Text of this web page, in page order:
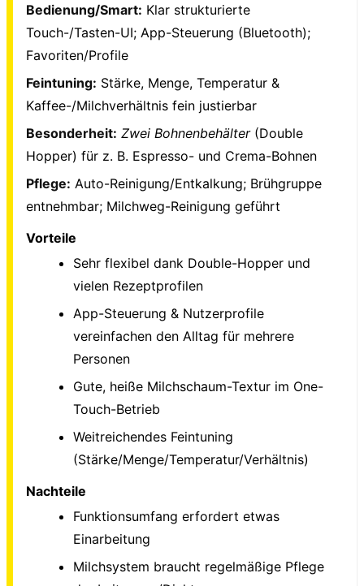
Bedienung/Smart: Klar strukturierte
Touch-/Tasten-UI; App-Steuerung (Bluetooth);
Favoriten/Profile
Feintuning: Stärke, Menge, Temperatur &
Kaffee-/Milchverhältnis fein justierbar
Besonderheit: Zwei Bohnenbehälter(Double
Hopper) für z. B. Espresso- und Crema-Bohnen
Pflege: Auto-Reinigung/Entkalkung; Brühgruppe
entnehmbar; Milchweg-Reinigung geführt
Vorteile
Sehr flexibel dank Double-Hopper und
vielen Rezeptprofilen
App-Steuerung & Nutzerprofile
vereinfachen den Alltag für mehrere
Personen
Gute, heiße Milchschaum-Textur im One-
Touch-Betrieb
Weitreichendes Feintuning
(Stärke/Menge/Temperatur/Verhältnis)
Nachteile
Funktionsumfang erfordert etwas
Einarbeitung
Milchsystem braucht regelmäßige Pflege